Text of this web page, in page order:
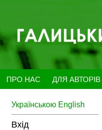
ПРО НАС ДЛЯ АВТОРІВ
Українською English
Вхід